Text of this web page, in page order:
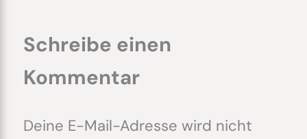
Schreibe einen
Kommentar
Deine E-Mail-Adresse wird nicht